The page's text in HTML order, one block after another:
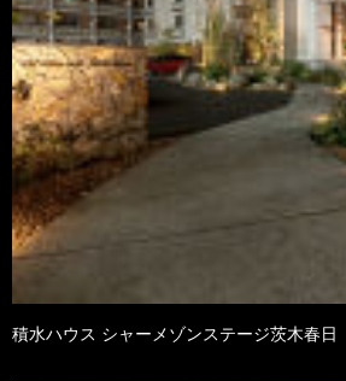
積水ハウス シャーメゾンステージ茨木春日